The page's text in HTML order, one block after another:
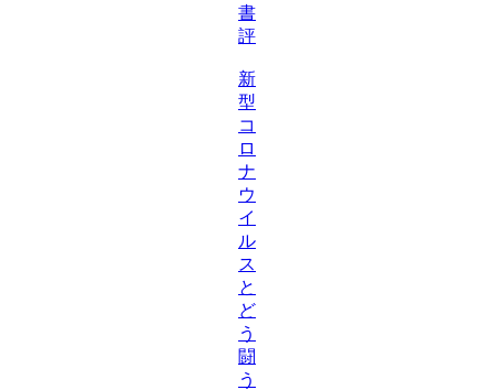
書
評
新
型
コ
ロ
ナ
ウ
イ
ル
ス
と
ど
う
闘
う